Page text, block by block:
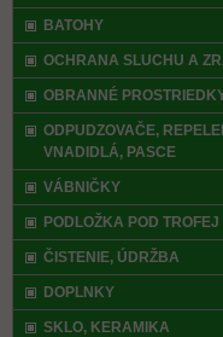
BATOHY
OCHRANA SLUCHU A
OBRANNÉ
ODPUDZOVAČE,
VNADIDLÁ, PASCE
VÁBNIČKY
PODLOŽKA POD TROFEJ
ČISTENIE, ÚDRŽBA
DOPLNKY
SKLO, KERAMIKA